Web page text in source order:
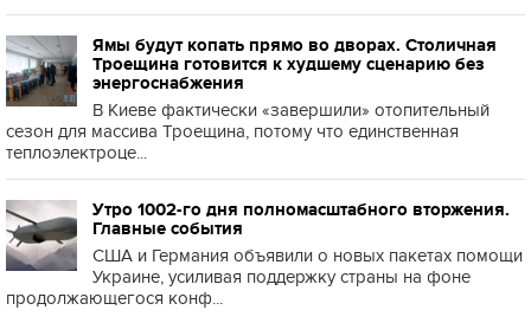
Ямы будут копать прямо во дворах. Столичная
Троещина готовится к худшему сценарию без
энергоснабжения
В Киеве фактически «завершили» отопительный
сезон для массива Троещина, потому что единственная
теплоэлектроце...
Утро 1002-го дня полномасштабного вторжения.
Главные события
США и Германия объявили о новых пакетах помощи
Украине, усиливая поддержку страны на фоне
продолжающегося конф...